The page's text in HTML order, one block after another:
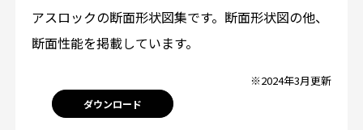
アスロックの断面形状図集です。断面形状図の他、
断面性能を掲載しています。
※2024年3月更新
ダウンロード